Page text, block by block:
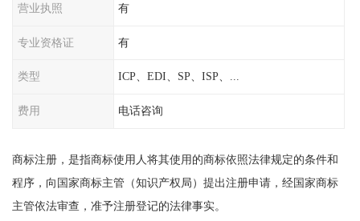
营业执照 有
专业资格证 有
类型 ICP、EDI、SP、ISP、...
费用 电话咨询
商标注册，是指商标使用人将其使用的商标依照法律规定的条件和
程序，向国家商标主管（知识产权局）提出注册申请，经国家商标
主管依法审查，准予注册登记的法律事实。